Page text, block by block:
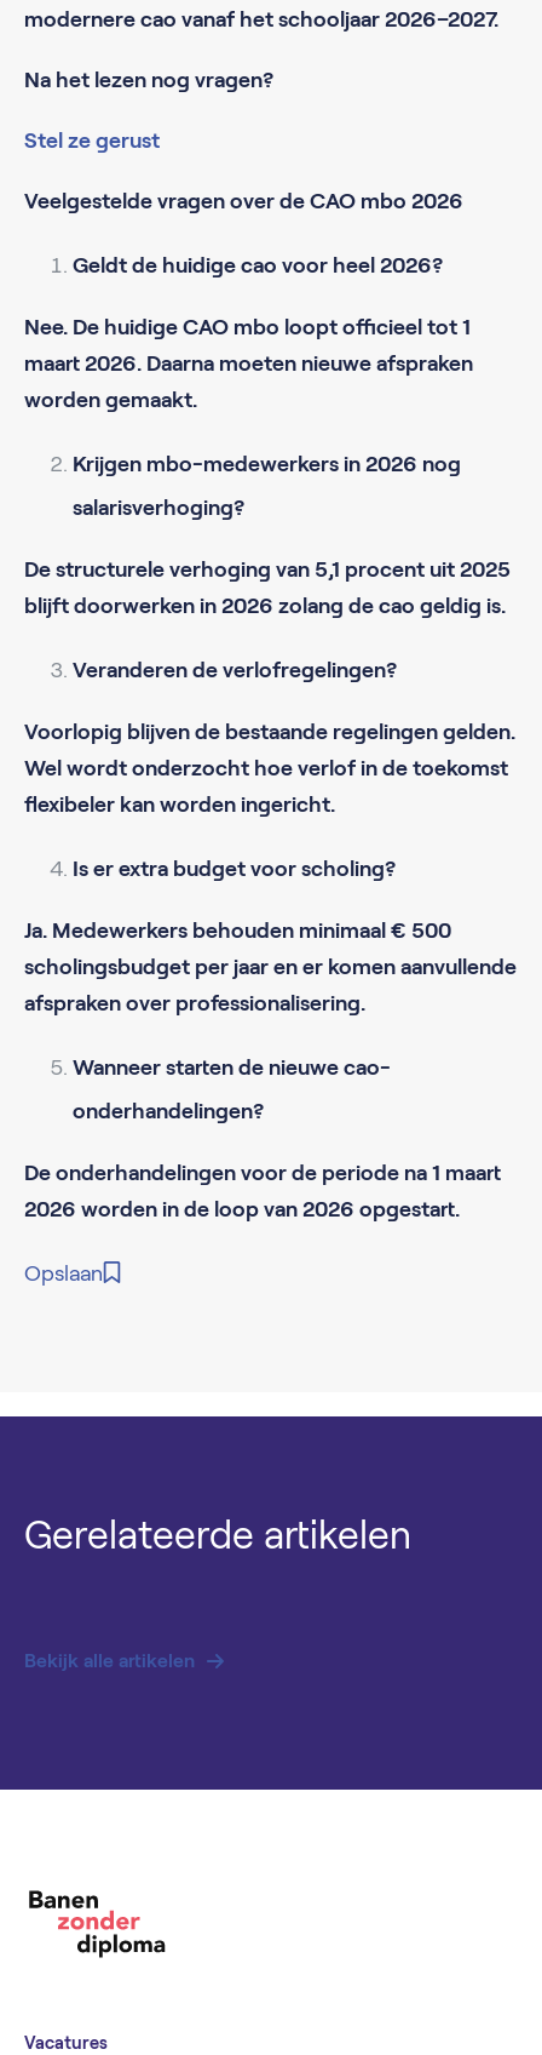
modernere cao vanaf het schooljaar 2026–2027.
Na het lezen nog vragen?
Stel ze gerust
Veelgestelde vragen over de CAO mbo 2026
Geldt de huidige cao voor heel 2026?
Nee. De huidige CAO mbo loopt officieel tot 1
maart 2026. Daarna moeten nieuwe afspraken
worden gemaakt.
Krijgen mbo-medewerkers in 2026 nog
salarisverhoging?
De structurele verhoging van 5,1 procent uit 2025
blijft doorwerken in 2026 zolang de cao geldig is.
Veranderen de verlofregelingen?
Voorlopig blijven de bestaande regelingen gelden.
Wel wordt onderzocht hoe verlof in de toekomst
flexibeler kan worden ingericht.
Is er extra budget voor scholing?
Ja. Medewerkers behouden minimaal € 500
scholingsbudget per jaar en er komen aanvullende
afspraken over professionalisering.
Wanneer starten de nieuwe cao-
onderhandelingen?
De onderhandelingen voor de periode na 1 maart
2026 worden in de loop van 2026 opgestart.
Opslaan
Gerelateerde artikelen
Bekijk alle artikelen
Vacatures